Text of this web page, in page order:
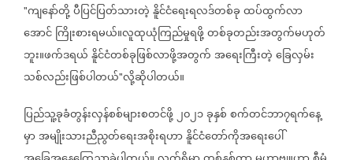
"ကျနော်တို့ပီပြင်ပြတ်သားတဲ့နိူင်ငံရေးရလဒ်တစ်ခုထပ်ထွက်လာ
အောင်ကြိုးစားရမယ်။လူထုယုံကြည်မှုရဖို့တစ်ခုတည်းအတွက်မဟုတ်
ဘူး။ဖက်ဒရယ်နိူင်ငံတစ်ခုဖြစ်လာဖို့အတွက်အရေးကြီးတဲ့ခြေလှမ်း
သစ်လည်းဖြစ်ပါတယ်"လို့ဆိုပါတယ်။
ပြည်သူ့ခုခံတွန်းလှန်စစ်များစတင်ဖို့၂၀၂၁ခုနှစ်စက်တင်ဘာ၇ရက်နေ့
မှာအမျိုးသားညီညွတ်ရေးအစိုးရဟာနိူင်ငံတော်ကိုအရေးပေါ်